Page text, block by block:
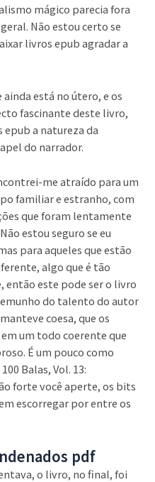
mágico parecia fora
Não estou certo se
livros epub agradar a
está no útero, e os
fascinante deste livro,
a natureza da
do narrador.
me atraído para um
familiar e estranho, com
que foram lentamente
estou seguro se eu
para aqueles que estão
algo que é tão
este pode ser o livro
do talento do autor
coesa, que os
um todo coerente que
É um pouco como
Balas, Vol. 13:
forte você aperte, os bits
escorregar por entre os
pdf
o livro, no final, foi